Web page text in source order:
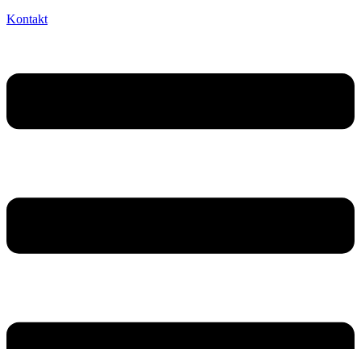
Kontakt